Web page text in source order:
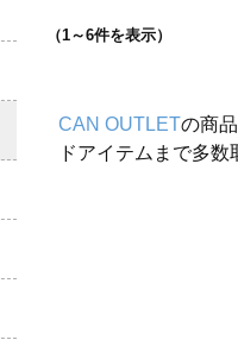
（1～6件を表示）
CAN OUTLETの商
ドアイテムまで多